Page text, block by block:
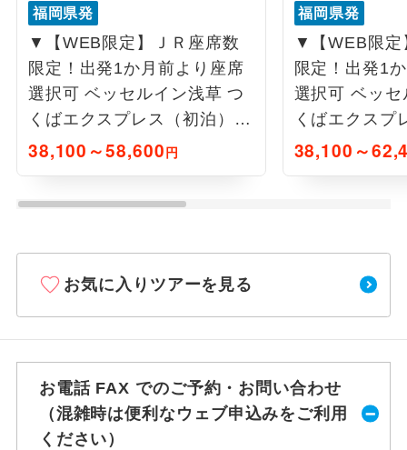
福岡県発
▼【WEB限定】ＪＲ座席数
限定！出発1か月前より座席
選択可 ベッセルイン浅草 つ
くばエクスプレス（初泊）1
泊6日間
38,100～58,600円
福岡県発
▼【WEB限定
限定！出発1
選択可 ベッ
くばエクスプ
泊5日間
38,100～
お気に入りツアーを見る
お電話 FAX でのご予約・お問い合わせ
（混雑時は便利なウェブ申込みをご利用
ください）